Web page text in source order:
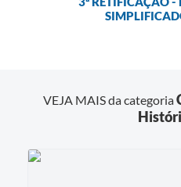
VEJA MAIS da categoria